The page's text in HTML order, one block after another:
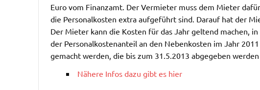
Euro vom Finanzamt. Der Vermieter muss dem Mieter
die Personalkosten extra aufgeführt sind. Darauf hat der
Der Mieter kann die Kosten für das Jahr geltend machen,
der Personalkostenanteil an den Nebenkosten im Jahr
gemacht werden, die bis zum 31.5.2013 abgegeben werden
Nähere Infos dazu gibt es hier